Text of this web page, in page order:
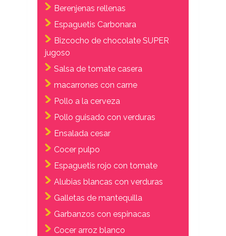
Berenjenas rellenas
Espaguetis Carbonara
Bizcocho de chocolate SUPER
jugoso
Salsa de tomate casera
macarrones con carne
Pollo a la cerveza
Pollo guisado con verduras
Ensalada cesar
Cocer pulpo
Espaguetis rojo con tomate
Alubias blancas con verduras
Galletas de mantequilla
Garbanzos con espinacas
Cocer arroz blanco